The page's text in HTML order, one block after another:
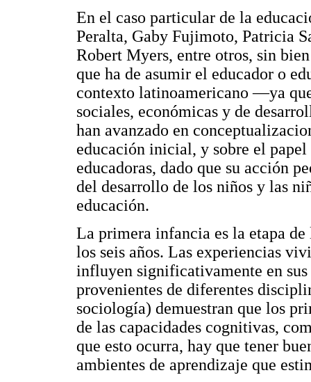
En el caso particular de la
Peralta, Gaby Fujimoto, Patricia
Robert Myers, entre otros, sin
que ha de asumir el educador o
contexto latinoamericano —ya
sociales, económicas y de
han avanzado en
educación inicial, y sobre el
educadoras, dado que su acción
del desarrollo de los niños y las
educación.
La primera infancia es la etapa
los seis años. Las experiencias
influyen significativamente en
provenientes de diferentes
sociología) demuestran que los
de las capacidades cognitivas,
que esto ocurra, hay que tener
ambientes de aprendizaje que